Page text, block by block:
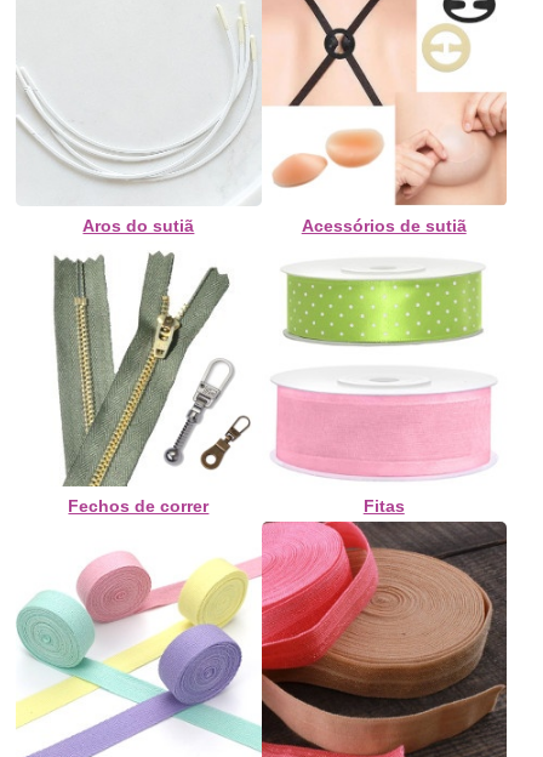
Aros do sutiã Acessórios de sutiã
Fechos de correr Fitas